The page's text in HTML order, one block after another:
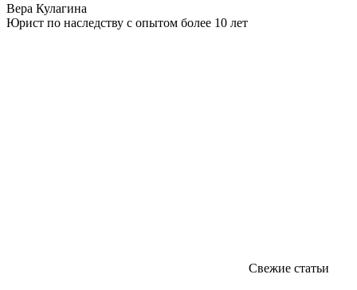
Вера Кулагина
Юрист по наследству с опытом более 10 лет
Свежие статьи